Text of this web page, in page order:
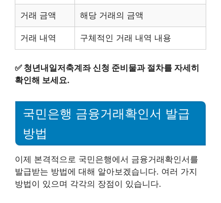
거래 금액 해당 거래의 금액
거래 내역 구체적인 거래 내역 내용
✅ 청년내일저축계좌 신청 준비물과 절차를 자세히
확인해 보세요.
국민은행 금융거래확인서 발급
방법
이제 본격적으로 국민은행에서 금융거래확인서를
발급받는 방법에 대해 알아보겠습니다. 여러 가지
방법이 있으며 각각의 장점이 있습니다.